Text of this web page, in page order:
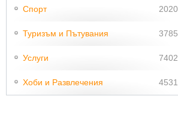
Спорт 2020
Туризъм и Пътувания 3785
Услуги 7402
Хоби и Развлечения 4531